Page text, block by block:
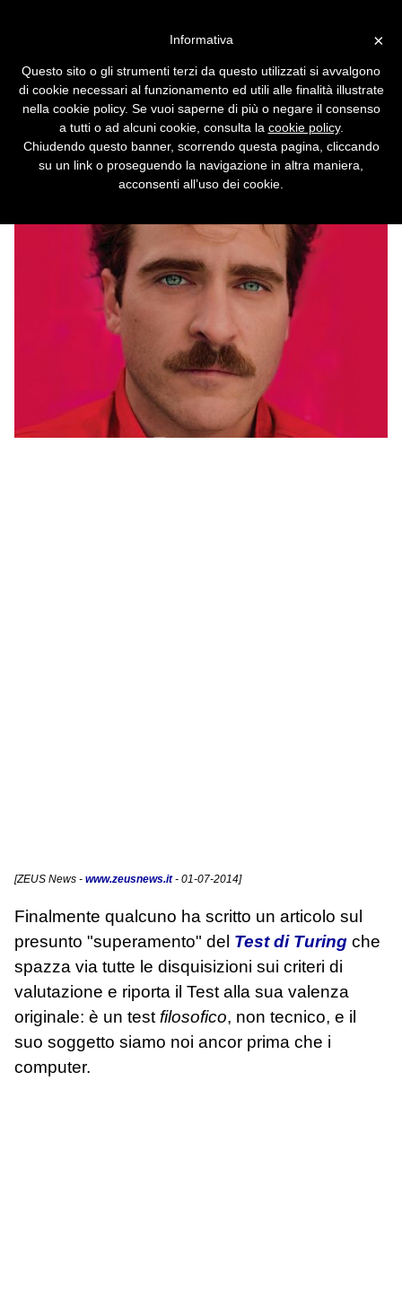
informatica, è filosofia
[ZEUS News - www.zeusnews.it- 01-07-2014]
Finalmente qualcuno ha scritto un articolo sul
presunto "superamento" del Test di Turing che
spazza via tutte le disquisizioni sui criteri di
valutazione e riporta il Test alla sua valenza
originale: è un test filosofico, non tecnico, e il
suo soggetto siamo noi ancor prima che i
computer.
×
Informativa
Questo sito o gli strumenti terzi da questo utilizzati si avvalgono
di cookie necessari al funzionamento ed utili alle finalità illustrate
nella cookie policy. Se vuoi saperne di più o negare il consenso
a tutti o ad alcuni cookie, consulta la cookie policy.
Chiudendo questo banner, scorrendo questa pagina, cliccando
su un link o proseguendo la navigazione in altra maniera,
acconsenti all’uso dei cookie.